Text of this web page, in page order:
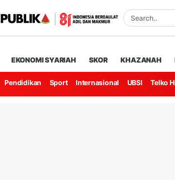
EKONOMI SYARIAH SKOR KHAZANAH
Pendidikan Sport Internasional UBSI Telko